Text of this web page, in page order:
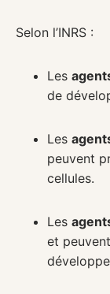
Selon l’INRS :
Les
de
Les
peuvent
cellules.
Les
et